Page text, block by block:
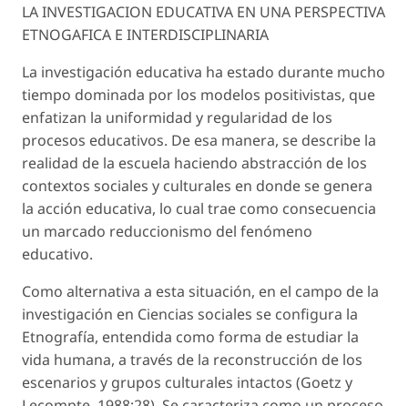
LA INVESTIGACION EDUCATIVA EN UNA PERSPECTIVA
ETNOGAFICA E INTERDISCIPLINARIA
La investigación educativa ha estado durante mucho
tiempo dominada por los modelos positivistas, que
enfatizan la uniformidad y regularidad de los
procesos educativos. De esa manera, se describe la
realidad de la escuela haciendo abstracción de los
contextos sociales y culturales en donde se genera
la acción educativa, lo cual trae como consecuencia
un marcado reduccionismo del fenómeno
educativo.
Como alternativa a esta situación, en el campo de la
investigación en Ciencias sociales se configura la
Etnografía, entendida como forma de estudiar la
vida humana, a través de la reconstrucción de los
escenarios y grupos culturales intactos (Goetz y